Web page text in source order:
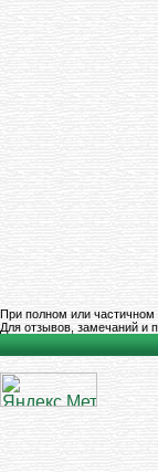
При полном или частичном
Для отзывов, замечаний и